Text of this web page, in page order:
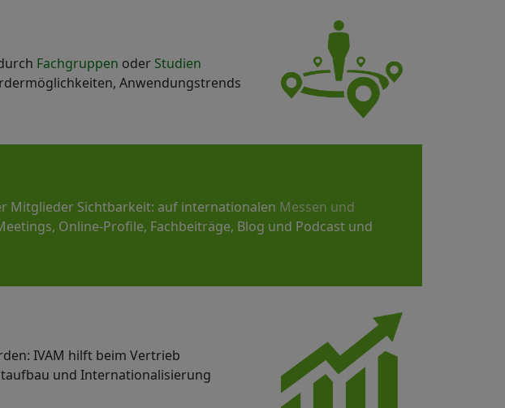
Fachgruppen oder Studien
Anwendungstrends
Mitglieder Sichtbarkeit: auf internationalen Messen und
Online-Profile, Fachbeiträge, Blog und Podcast und
IVAM hilft beim Vertrieb
und Internationalisierung